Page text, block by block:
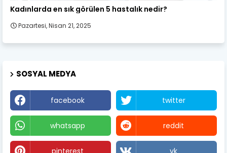
Kadın Sağlığı
Kadınlarda en sık görülen 5 hastalık nedir?
Pazartesi, Nisan 21, 2025
SOSYAL MEDYA
facebook twitter
whatsapp reddit
pinterest vk